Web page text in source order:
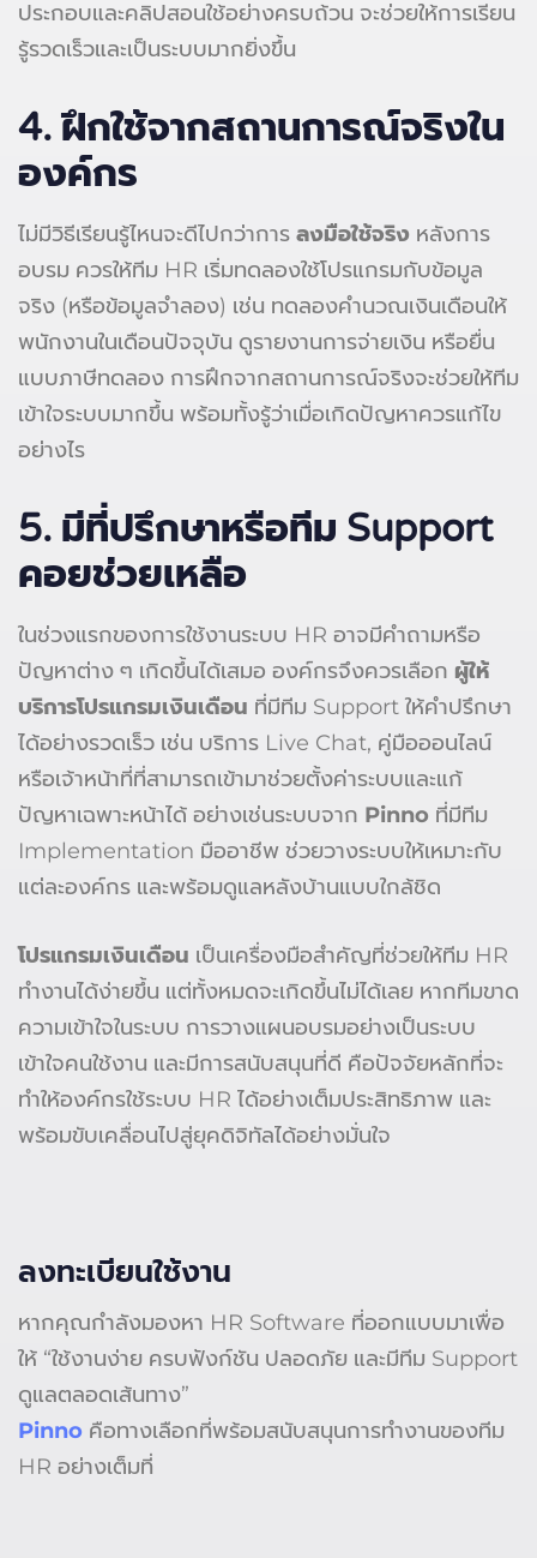
ประกอบและคลิปสอนใช้อย่างครบถ้วน จะช่วยให้การเรียน
รู้รวดเร็วและเป็นระบบมากยิ่งขึ้น
4. ฝึกใช้จากสถานการณ์จริงใน
องค์กร
ไม่มีวิธีเรียนรู้ไหนจะดีไปกว่าการ ลงมือใช้จริง หลังการ
อบรม ควรให้ทีม HR เริ่มทดลองใช้โปรแกรมกับข้อมูล
จริง (หรือข้อมูลจำลอง) เช่น ทดลองคำนวณเงินเดือนให้
พนักงานในเดือนปัจจุบัน ดูรายงานการจ่ายเงิน หรือยื่น
แบบภาษีทดลอง การฝึกจากสถานการณ์จริงจะช่วยให้ทีม
เข้าใจระบบมากขึ้น พร้อมทั้งรู้ว่าเมื่อเกิดปัญหาควรแก้ไข
อย่างไร
5. มีที่ปรึกษาหรือทีม Support
คอยช่วยเหลือ
ในช่วงแรกของการใช้งานระบบ HR อาจมีคำถามหรือ
ปัญหาต่าง ๆ เกิดขึ้นได้เสมอ องค์กรจึงควรเลือก ผู้ให้
บริการโปรแกรมเงินเดือน ที่มีทีม Support ให้คำปรึกษา
ได้อย่างรวดเร็ว เช่น บริการ Live Chat, คู่มือออนไลน์
หรือเจ้าหน้าที่ที่สามารถเข้ามาช่วยตั้งค่าระบบและแก้
ปัญหาเฉพาะหน้าได้ อย่างเช่นระบบจาก Pinno ที่มีทีม
Implementation มืออาชีพ ช่วยวางระบบให้เหมาะกับ
แต่ละองค์กร และพร้อมดูแลหลังบ้านแบบใกล้ชิด
โปรแกรมเงินเดือน เป็นเครื่องมือสำคัญที่ช่วยให้ทีม HR
ทำงานได้ง่ายขึ้น แต่ทั้งหมดจะเกิดขึ้นไม่ได้เลย หากทีมขาด
ความเข้าใจในระบบ การวางแผนอบรมอย่างเป็นระบบ
เข้าใจคนใช้งาน และมีการสนับสนุนที่ดี คือปัจจัยหลักที่จะ
ทำให้องค์กรใช้ระบบ HR ได้อย่างเต็มประสิทธิภาพ และ
พร้อมขับเคลื่อนไปสู่ยุคดิจิทัลได้อย่างมั่นใจ
ลงทะเบียนใช้งาน
หากคุณกำลังมองหา HR Software ที่ออกแบบมาเพื่อ
ให้ “ใช้งานง่าย ครบฟังก์ชัน ปลอดภัย และมีทีม Support
ดูแลตลอดเส้นทาง”
Pinno คือทางเลือกที่พร้อมสนับสนุนการทำงานของทีม
HR อย่างเต็มที่